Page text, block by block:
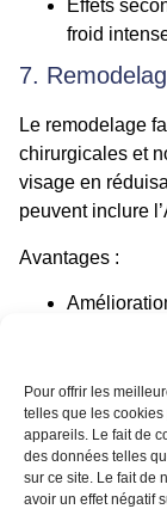
Pour offrir les
telles que les
appareils. Le fait de
des données telles
sur ce site. Le fait de
avoir un effet négatif
Effets
froid
7.
Le remodelage
chirurgicales et
visage en
peuvent inclure
Avantages :
Résultats
Inconvénients :
Les